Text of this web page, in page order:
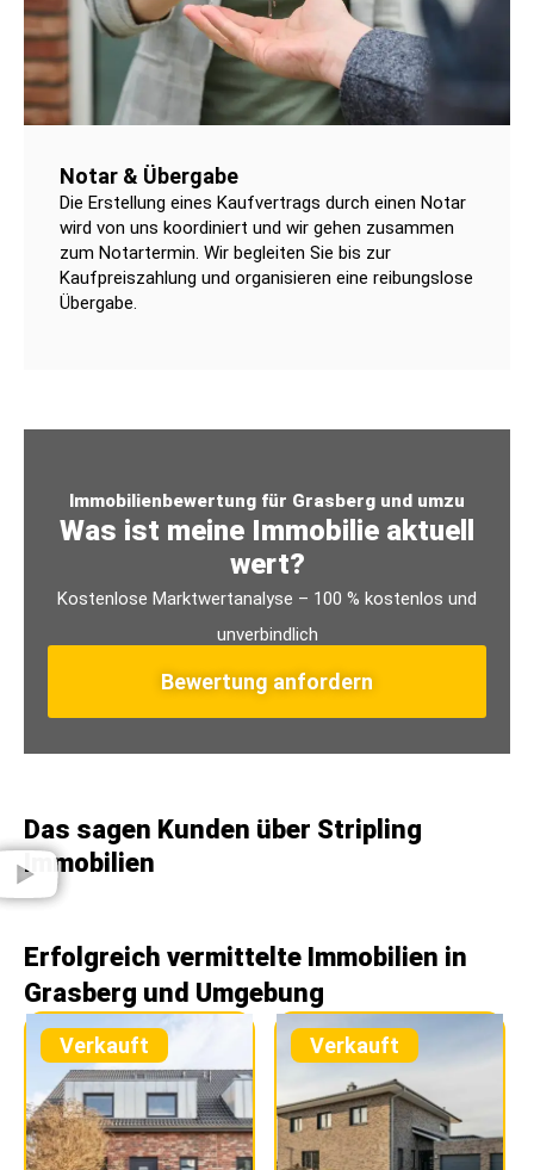
Notar & Übergabe
Die Erstellung eines Kaufvertrags durch einen Notar
wird von uns koordiniert und wir gehen zusammen
zum Notartermin. Wir begleiten Sie bis zur
Kaufpreiszahlung und organisieren eine reibungslose
Übergabe.
Immobilienbewertung für Grasberg und umzu
Was ist meine Immobilie aktuell
wert?
Kostenlose Marktwertanalyse – 100 % kostenlos und
unverbindlich
Bewertung anfordern
Das sagen Kunden über Stripling
Immobilien​
Erfolgreich vermittelte Immobilien in
Grasberg und Umgebung
Verkauft Verkauft